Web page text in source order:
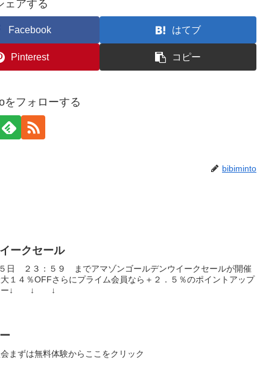
ェアする
Facebook はてブ
Pinterest コピー
をフォローする
bibiminto
ークセール
日 ２３：５９ までアマゾンゴールデンウイークセールが開催
１４％OFFさらにプライム会員なら＋２．５％のポイントアップ
リー↓ ↓ ↓
まずは無料体験からここをクリック